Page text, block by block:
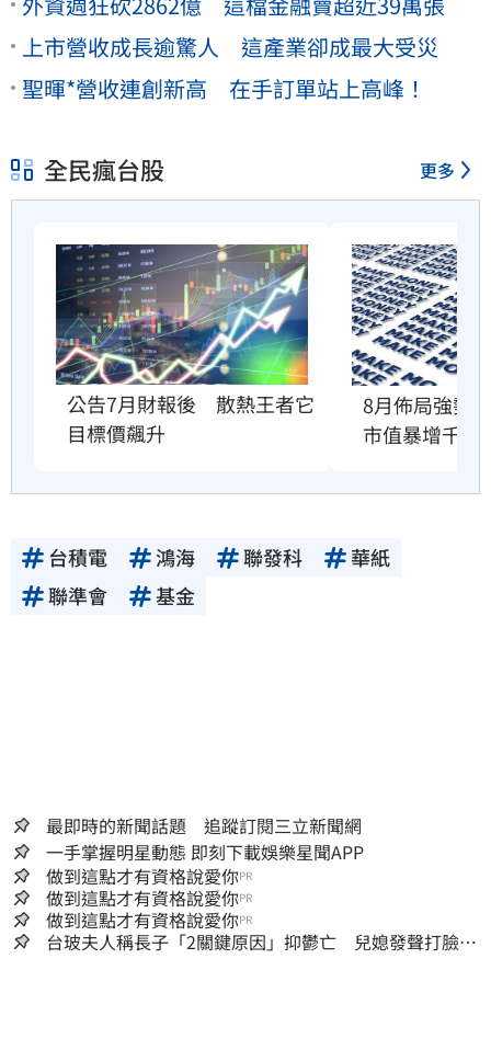
上市營收成長逾驚人 這產業卻成最大受災
聖暉*營收連創新高 在手訂單站上高峰！
全民瘋台股 更多
公告7月財報後　散熱王者它
目標價飆升
8月佈局強勢
市值暴增千億
台積電 鴻海 聯發科
華紙
聯準會
基金
最即時的新聞話題 追蹤訂閱三立新聞網
一手掌握明星動態 即刻下載娛樂星聞APP
做到這點才有資格說愛你PR
做到這點才有資格說愛你PR
做到這點才有資格說愛你PR
台玻夫人稱長子「2關鍵原因」抑鬱亡 兒媳發聲打臉：